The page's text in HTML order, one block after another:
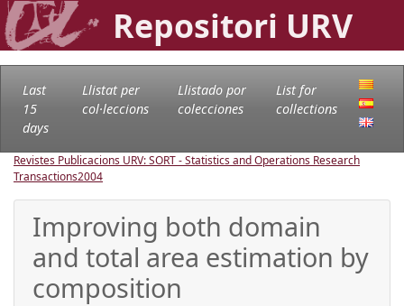
Repositori URV
Last
15
days
Llistat per
col·leccions
Llistado por
colecciones
List for
collections
Revistes Publicacions URV: SORT - Statistics and Operations Research
Transactions2004
Improving both domain
and total area estimation by
composition